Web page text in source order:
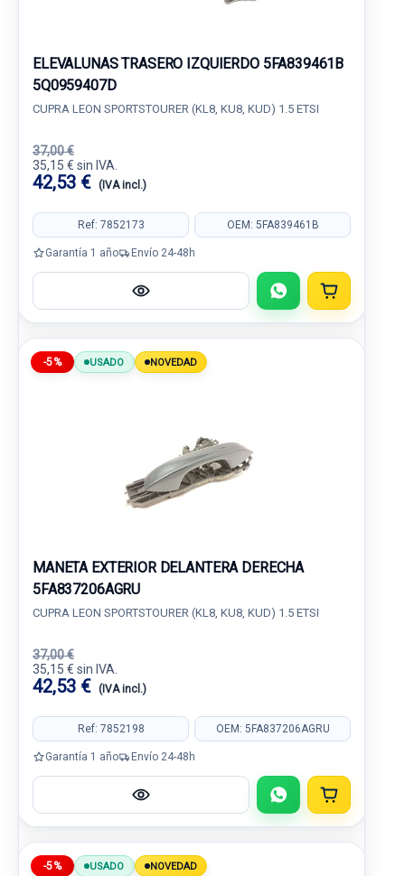
ELEVALUNAS TRASERO IZQUIERDO 5FA839461B
5Q0959407D
CUPRA LEON SPORTSTOURER (KL8, KU8, KUD) 1.5 ETSI
37,00 €
35,15 € sin IVA.
42,53 € (IVA incl.)
Ref: 7852173 OEM: 5FA839461B
Garantía 1 año Envío 24-48h
-5% USADO NOVEDAD
MANETA EXTERIOR DELANTERA DERECHA
5FA837206AGRU
CUPRA LEON SPORTSTOURER (KL8, KU8, KUD) 1.5 ETSI
37,00 €
35,15 € sin IVA.
42,53 € (IVA incl.)
Ref: 7852198 OEM: 5FA837206AGRU
Garantía 1 año Envío 24-48h
-5% USADO NOVEDAD